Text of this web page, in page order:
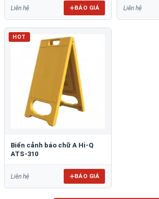
Liên hệ BÁO GIÁ Liên hệ
HOT
Biển cảnh báo chữ A Hi-Q
ATS-310
Liên hệ BÁO GIÁ